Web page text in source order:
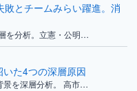
とチームみらい躍進。消
を分析。立憲・公明…
た4つの深層原因
景を深層分析。 高市…